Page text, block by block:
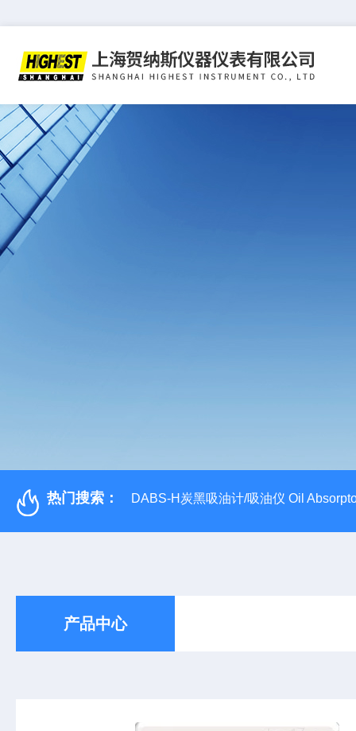
热门搜索： DABS-H炭黑吸油计/吸油仪 Oil
产品中心